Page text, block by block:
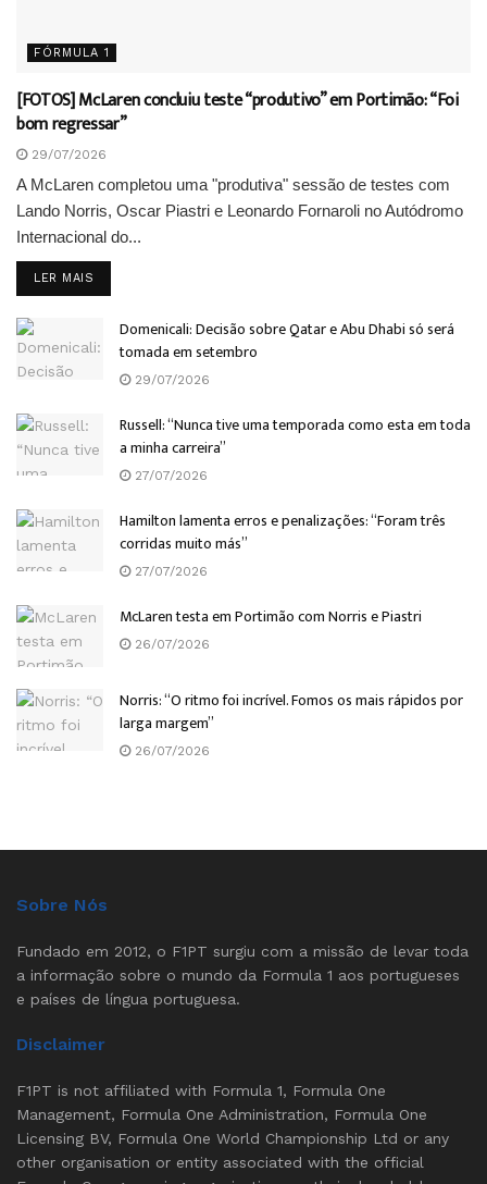
FÓRMULA 1
[FOTOS] McLaren concluiu teste “produtivo” em Portimão: “Foi
bom regressar”
29/07/2026
A McLaren completou uma "produtiva" sessão de testes com
Lando Norris, Oscar Piastri e Leonardo Fornaroli no Autódromo
Internacional do...
LER MAIS
Domenicali: Decisão sobre Qatar e Abu Dhabi só será
tomada em setembro
29/07/2026
Russell: “Nunca tive uma temporada como esta em toda
a minha carreira”
27/07/2026
Hamilton lamenta erros e penalizações: “Foram três
corridas muito más”
27/07/2026
McLaren testa em Portimão com Norris e Piastri
26/07/2026
Norris: “O ritmo foi incrível. Fomos os mais rápidos por
larga margem”
26/07/2026
Sobre Nós
Fundado em 2012, o F1PT surgiu com a missão de levar toda
a informação sobre o mundo da Formula 1 aos portugueses
e países de língua portuguesa.
Disclaimer
F1PT is not affiliated with Formula 1, Formula One
Management, Formula One Administration, Formula One
Licensing BV, Formula One World Championship Ltd or any
other organisation or entity associated with the official